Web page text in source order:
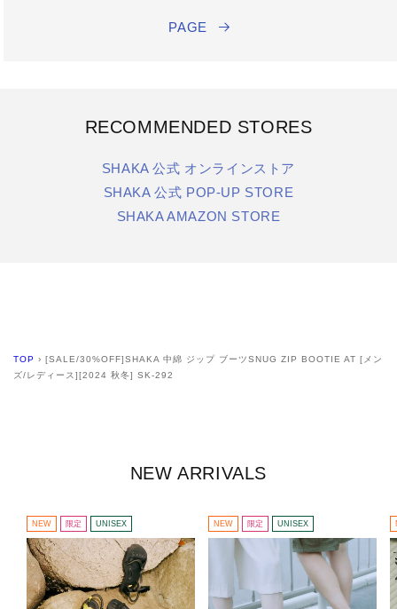
PAGE
RECOMMENDED STORES
SHAKA 公式 オンラインストア
SHAKA 公式 POP-UP STORE
SHAKA AMAZON STORE
TOP › [SALE/30%OFF]SHAKA 中綿 ジップ ブーツSNUG ZIP BOOTIE AT [メン
ズ/レディース][2024 秋冬] SK-292
NEW ARRIVALS
NEW 限定 UNISEX NEW 限定 UNISEX